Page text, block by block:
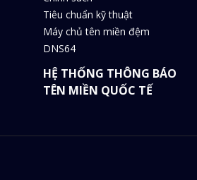
Tiêu chuẩn kỹ thuật
Máy chủ tên miền đệm
DNS64
HỆ THỐNG THÔNG BÁO
TÊN MIỀN QUỐC TẾ